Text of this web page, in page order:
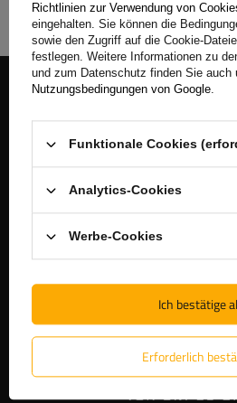
Begleiten Sie uns
Sonderangebote regelmäßig zu erhalten.
Geben Sie Ihre E-Mail-Adresse ein
Ich akzeptiere die AGB und bestätige, dass ich die
Anmelden
Richtlinien zur Verwendung von
eingehalten. Sie können die
sowie den Zugriff auf die Cookie-
festlegen. Weitere Informationen zu
und zum Datenschutz finden Sie auch
Nutzungsbedingungen von Google.
Funktionale Cookies
Analytics-Cookies
Werbe-Cookies
Erforderlich
Ich bestätige